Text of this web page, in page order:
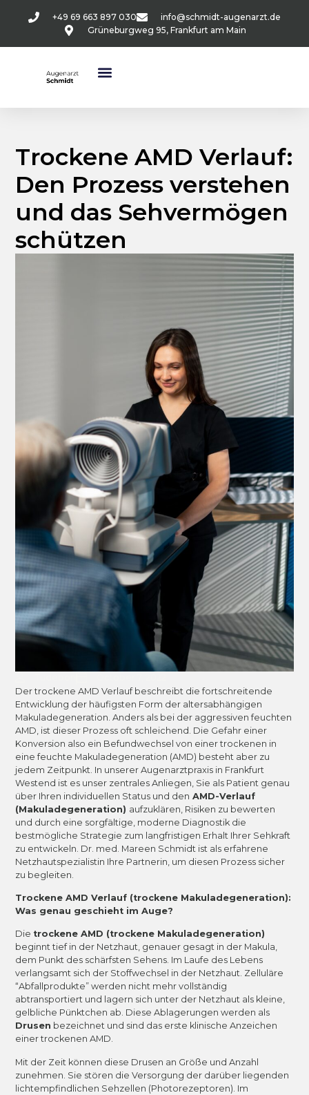
+49 69 663 897 030
info@schmidt-augenarzt.de
Grüneburgweg 95, Frankfurt am Main
Trockene AMD Verlauf:
Den Prozess verstehen
und das Sehvermögen
schützen
Der trockene AMD Verlauf beschreibt die fortschreitende
Entwicklung der häufigsten Form der altersabhängigen
Makuladegeneration. Anders als bei der aggressiven feuchten
AMD, ist dieser Prozess oft schleichend. Die Gefahr einer
Konversion also ein Befundwechsel von einer trockenen in
eine feuchte Makuladegeneration (AMD) besteht aber zu
jedem Zeitpunkt. In unserer Augenarztpraxis in Frankfurt
Westend ist es unser zentrales Anliegen, Sie als Patient genau
über Ihren individuellen Status und den AMD-Verlauf
(Makuladegeneration) aufzuklären, Risiken zu bewerten
und durch eine sorgfältige, moderne Diagnostik die
bestmögliche Strategie zum langfristigen Erhalt Ihrer Sehkraft
zu entwickeln. Dr. med. Mareen Schmidt ist als erfahrene
Netzhautspezialistin Ihre Partnerin, um diesen Prozess sicher
zu begleiten.
Trockene AMD Verlauf (trockene Makuladegeneration):
Was genau geschieht im Auge?
Die trockene AMD (trockene Makuladegeneration)
beginnt tief in der Netzhaut, genauer gesagt in der Makula,
dem Punkt des schärfsten Sehens. Im Laufe des Lebens
verlangsamt sich der Stoffwechsel in der Netzhaut. Zelluläre
“Abfallprodukte” werden nicht mehr vollständig
abtransportiert und lagern sich unter der Netzhaut als kleine,
gelbliche Pünktchen ab. Diese Ablagerungen werden als
Drusen bezeichnet und sind das erste klinische Anzeichen
einer trockenen AMD.
Mit der Zeit können diese Drusen an Größe und Anzahl
zunehmen. Sie stören die Versorgung der darüber liegenden
lichtempfindlichen Sehzellen (Photorezeptoren). Im